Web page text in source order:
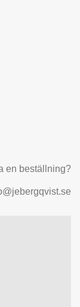
en beställning?